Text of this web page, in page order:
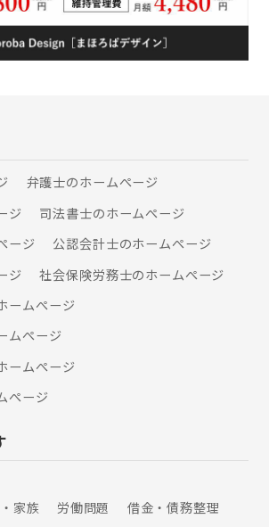
弁護士のホームぺージ
ジ
司法書士のホームぺージ
ージ
公認会計士のホームぺージ
ジ
社会保険労務士のホームぺージ
ームぺージ
ムぺージ
ームぺージ
ぺージ
家族 労働問題
借金・債務整理